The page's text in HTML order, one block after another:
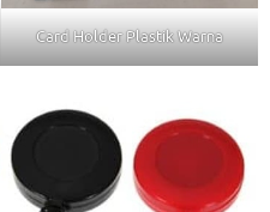
Card Holder Plastik Warna